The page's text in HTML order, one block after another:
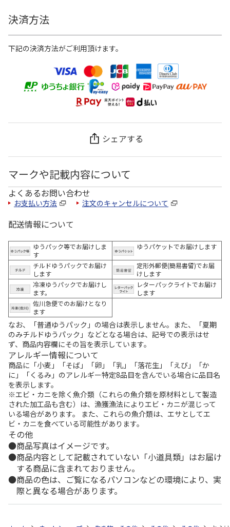
決済方法
下記の決済方法がご利用頂けます。
シェアする
マークや記載内容について
よくあるお問い合わせ
お支払い方法 注文のキャンセルについて
配送情報について
ゆうパック等でお届けしま
す
ゆうパケットでお届けします
チルドゆうパックでお届け
します
定形外郵便(簡易書留)でお届
けします
冷凍ゆうパックでお届けし
ます。
レターパックライトでお届け
します
佐川急便でのお届けとなり
ます
なお、「普通ゆうパック」の場合は表示しません。また、「夏期
のみチルドゆうパック」などとなる場合は、記号での表示はせ
ず、商品内容欄にその旨を表示しています。
アレルギー情報について
商品に「小麦」「そば」「卵」「乳」「落花生」「えび」「か
に」「くるみ」のアレルギー特定8品目を含んでいる場合に品目名
を表示します。
※エビ・カニを除く魚介類（これらの魚介類を原材料として製造
された加工品も含む）は、漁獲漁法によりエビ・カニが混じって
いる場合があります。 また、これらの魚介類は、エサとしてエ
ビ・カニを食べている可能性があります。
その他
商品写真はイメージです。
商品内容として記載されていない「小道具類」はお届け
する商品に含まれておりません。
商品の色は、ご覧になるパソコンなどの環境により、実
際と異なる場合があります。